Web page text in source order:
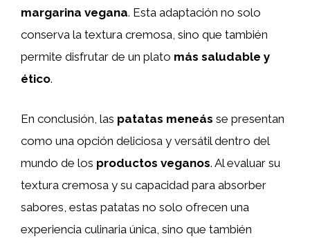
margarina vegana. Esta adaptación no solo
conserva la textura cremosa, sino que también
permite disfrutar de un plato más saludable y
ético.
En conclusión, las patatas meneás se presentan
como una opción deliciosa y versátil dentro del
mundo de los productos veganos. Al evaluar su
textura cremosa y su capacidad para absorber
sabores, estas patatas no solo ofrecen una
experiencia culinaria única, sino que también